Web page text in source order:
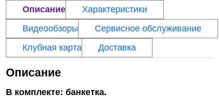
Описание
Характеристики
Видеообзоры
Сервисное обслуживание
Клубная карта
Доставка
Описание
В комплекте: банкетка.